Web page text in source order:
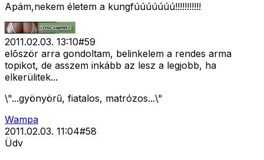
Apám,nekem életem a kungfúúúúúúú!!!!!!!!!!!
2011.02.03. 13:10#59
elõször arra gondoltam, belinkelem a rendes arma
topikot, de asszem inkább az lesz a legjobb, ha
elkerülitek...
\"...gyönyörű, fiatalos, matrózos...\"
Wampa
2011.02.03. 11:04#58
Üdv